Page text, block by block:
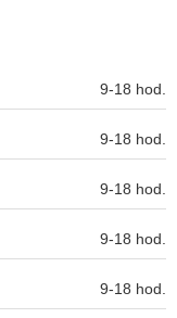
9-18 hod.
9-18 hod.
9-18 hod.
9-18 hod.
9-18 hod.